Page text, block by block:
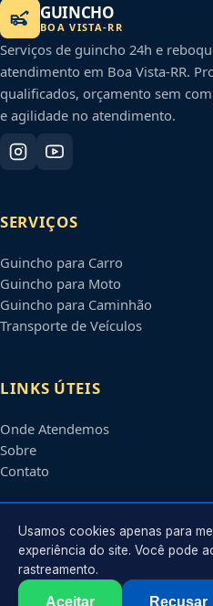
GUINCHO
BOA VISTA-RR
Serviços de guincho 24h e
atendimento em Boa Vista-RR.
qualificados, orçamento sem
e agilidade no atendimento.
SERVIÇOS
Guincho para Carro
Guincho para Moto
Guincho para Caminhão
Transporte de Veículos
LINKS ÚTEIS
Onde Atendemos
Sobre
Contato
CONTATO
Atendimento em
Usamos cookies apenas para
experiência do site. Você pode
rastreamento.
Aceitar Recusar